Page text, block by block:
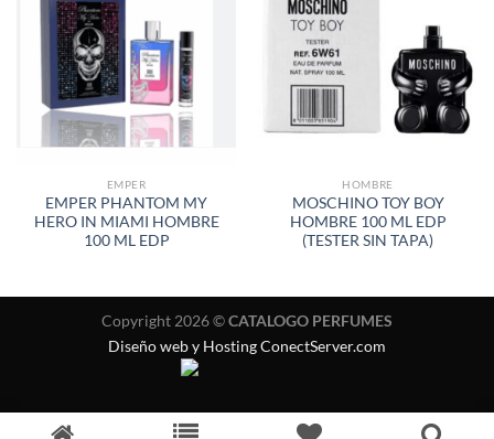
LISTA
DE
DESEOS
EMPER
EMPER PHANTOM MY
HERO IN MIAMI HOMBRE
100 ML EDP
A LA
LISTA
DE
DESEOS
HOMBRE
MOSCHINO TOY BOY
HOMBRE 100 ML EDP
(TESTER SIN TAPA)
Copyright 2026 ©CATALOGO PERFUMES
Diseño web y Hosting ConectServer.com